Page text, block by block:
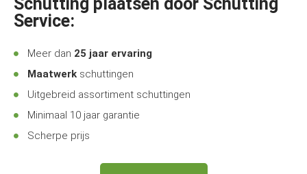
Service:
Meer dan 25 jaar ervaring
Maatwerk schuttingen
Uitgebreid assortiment schuttingen
Minimaal 10 jaar garantie
Scherpe prijs